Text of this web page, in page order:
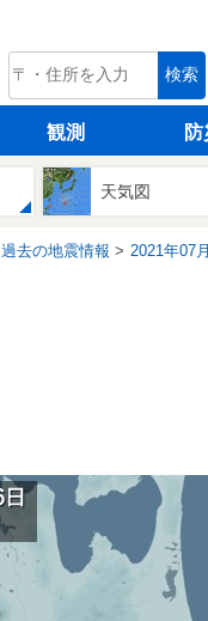
tenki.jp 検索
観測
天気図
過去の地震情報 2021年07